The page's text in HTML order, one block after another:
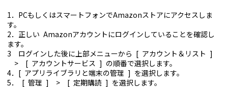
1．PCもしくはスマートフォンでAmazonストアにアクセスしま
す。
2．正しい Amazonアカウントにログインしていることを確認し
ます。
3 ログインした後に上部メニューから [ アカウント＆リスト ]
> [ アカウントサービス ] の順番で選択します。
4．[ アプリライブラリと端末の管理 ] を選択します。
5． [ 管理 ] > [ 定期購読 ] を選択します。